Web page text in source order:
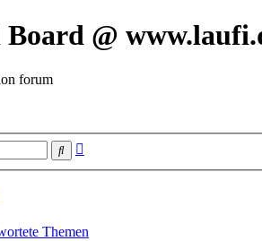
@
forum
Suche
Themen